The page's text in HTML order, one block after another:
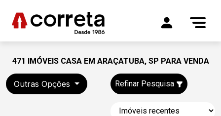
471 IMÓVEIS CASA EM ARAÇATUBA, SP PARA VENDA
Outras Opções Refinar Pesquisa